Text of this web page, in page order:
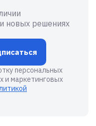
новых решениях
персональных
и маркетинговых